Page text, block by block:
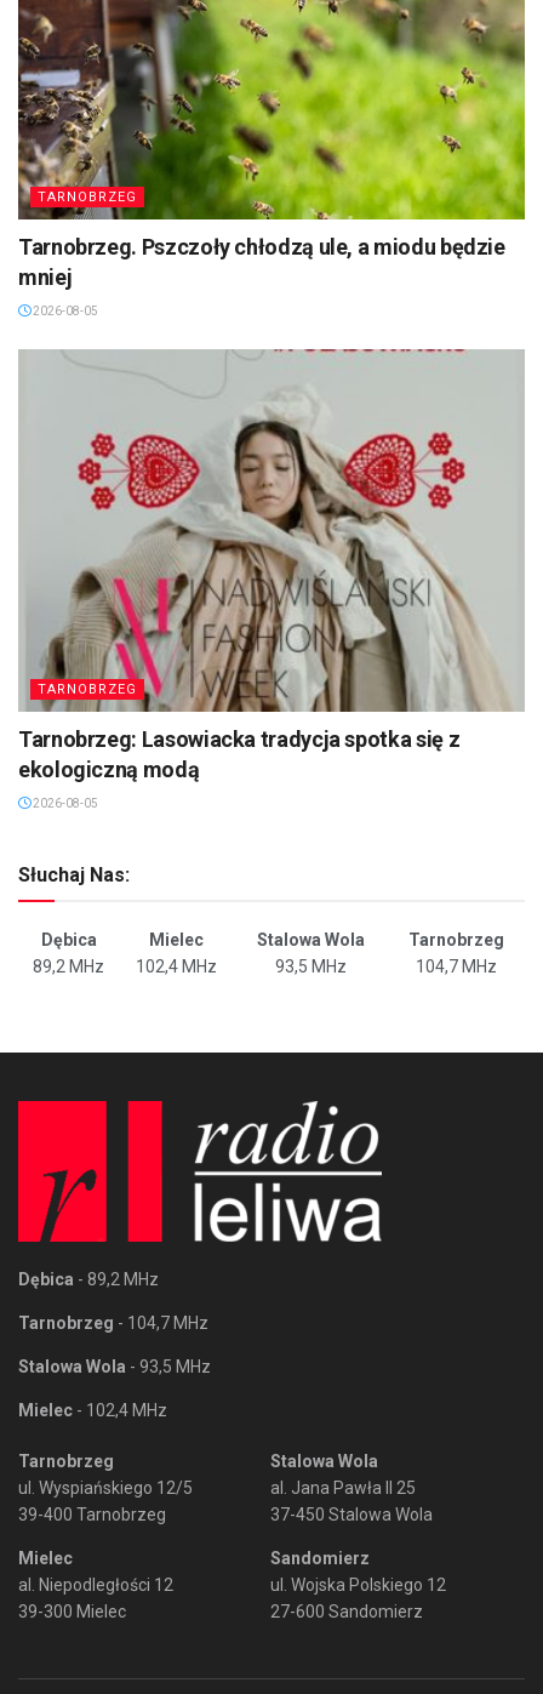
TARNOBRZEG
Tarnobrzeg. Pszczoły chłodzą ule, a miodu będzie
mniej
2026-08-05
TARNOBRZEG
Tarnobrzeg: Lasowiacka tradycja spotka się z
ekologiczną modą
2026-08-05
Słuchaj Nas:
Dębica Mielec Stalowa Wola
Tarnobrzeg
89,2 MHz
102,4 MHz 93,5 MHz 104,7 MHz
Dębica - 89,2 MHz
Tarnobrzeg - 104,7 MHz
Stalowa Wola - 93,5 MHz
Mielec - 102,4 MHz
Tarnobrzeg
ul. Wyspiańskiego 12/5
39-400 Tarnobrzeg
Mielec
al. Niepodległości 12
39-300 Mielec
Stalowa Wola
al. Jana Pawła II 25
37-450 Stalowa Wola
Sandomierz
ul. Wojska Polskiego 12
27-600 Sandomierz